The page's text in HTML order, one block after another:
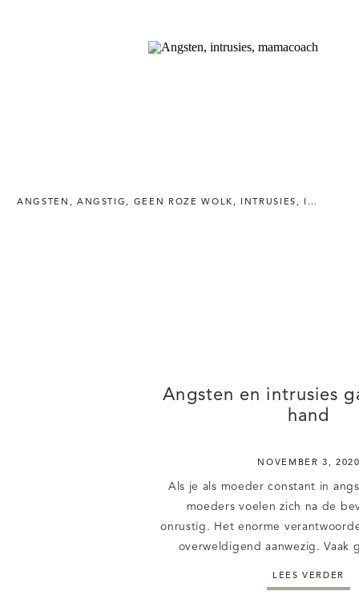
ANGSTEN , ANGSTIG , GEEN ROZE WOLK , INTRUSIES ,
Angsten en intrusies
hand
NOVEMBER 3,
Als je als moeder constant in
moeders voelen zich na de
onrustig. Het enorme
overweldigend aanwezig. Vaak
emoties. Omdat je niet weet wat
LEES VERDER